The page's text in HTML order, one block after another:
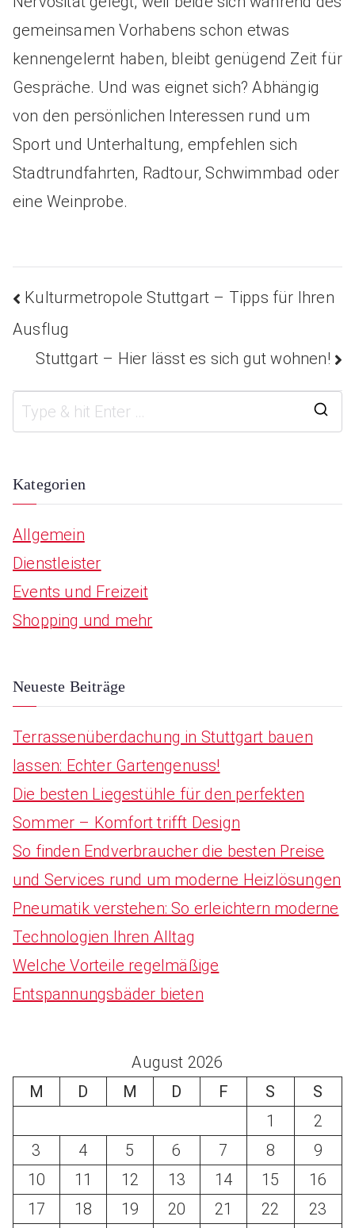
gemeinsamen Vorhabens schon etwas
kennengelernt haben, bleibt genügend Zeit für
Gespräche. Und was eignet sich? Abhängig
von den persönlichen Interessen rund um
Sport und Unterhaltung, empfehlen sich
Stadtrundfahrten, Radtour, Schwimmbad oder
eine Weinprobe.
Beitragsnavigation
Kulturmetropole Stuttgart – Tipps für Ihren
Ausflug
Stuttgart – Hier lässt es sich gut wohnen!
r
Kategorien
Allgemein
Dienstleister
Events und Freizeit
Shopping und mehr
Neueste Beiträge
Terrassenüberdachung in Stuttgart bauen
lassen: Echter Gartengenuss!
Die besten Liegestühle für den perfekten
Sommer – Komfort trifft Design
So finden Endverbraucher die besten Preise
und Services rund um moderne Heizlösungen
Pneumatik verstehen: So erleichtern moderne
Technologien Ihren Alltag
Welche Vorteile regelmäßige
Entspannungsbäder bieten
August 2026
M
D M D F S
S
1
2
3
4 5 6 7 8
9
10
11 12 13 14 15
16
17
18 19 20 21 22 23